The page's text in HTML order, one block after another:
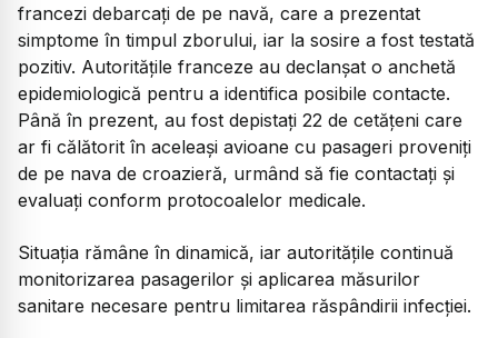
francezi debarcați de pe navă, care a prezentat
simptome în timpul zborului, iar la sosire a fost testată
pozitiv. Autoritățile franceze au declanșat o anchetă
epidemiologică pentru a identifica posibile contacte.
Până în prezent, au fost depistați 22 de cetățeni care
ar fi călătorit în aceleași avioane cu pasageri proveniți
de pe nava de croazieră, urmând să fie contactați și
evaluați conform protocoalelor medicale.
Situația rămâne în dinamică, iar autoritățile continuă
monitorizarea pasagerilor și aplicarea măsurilor
sanitare necesare pentru limitarea răspândirii infecției.